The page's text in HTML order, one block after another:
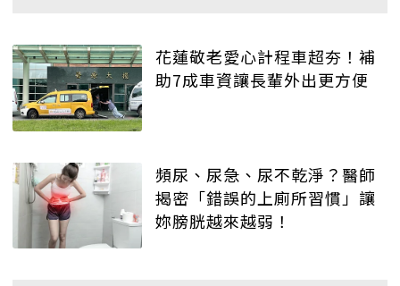
花蓮敬老愛心計程車超夯！補
助7成車資讓長輩外出更方便
頻尿、尿急、尿不乾淨？醫師
揭密「錯誤的上廁所習慣」讓
妳膀胱越來越弱！